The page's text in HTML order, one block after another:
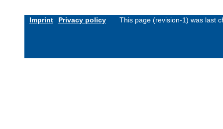
Imprint Privacy policy This page (revision-1) was last